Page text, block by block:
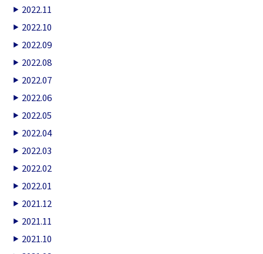
2022.11
2022.10
2022.09
2022.08
2022.07
2022.06
2022.05
2022.04
2022.03
2022.02
2022.01
2021.12
2021.11
2021.10